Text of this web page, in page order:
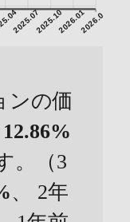
2025.072025.102026.012026.04
ンの価
12.86%
。（3
、 2年